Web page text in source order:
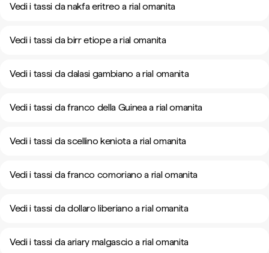
Vedi i tassi da nakfa eritreo a rial omanita
Vedi i tassi da birr etiope a rial omanita
Vedi i tassi da dalasi gambiano a rial omanita
Vedi i tassi da franco della Guinea a rial omanita
Vedi i tassi da scellino keniota a rial omanita
Vedi i tassi da franco comoriano a rial omanita
Vedi i tassi da dollaro liberiano a rial omanita
Vedi i tassi da ariary malgascio a rial omanita